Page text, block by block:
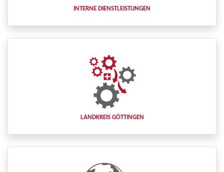
INTERNE DIENSTLEISTUNGEN
LANDKREIS GÖTTINGEN